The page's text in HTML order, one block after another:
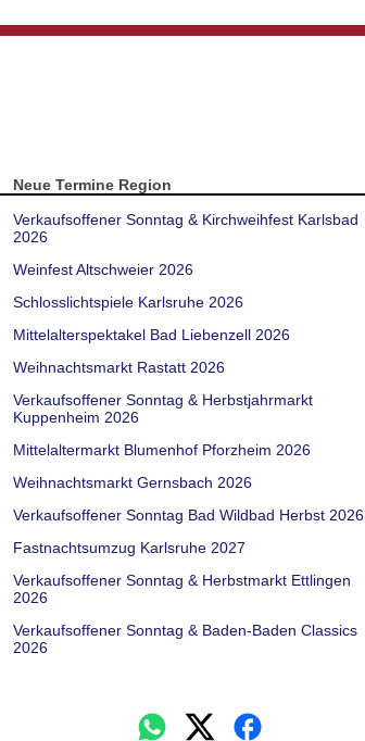
Neue Termine Region
Verkaufsoffener Sonntag & Kirchweihfest Karlsbad
2026
Weinfest Altschweier 2026
Schlosslichtspiele Karlsruhe 2026
Mittelalterspektakel Bad Liebenzell 2026
Weihnachtsmarkt Rastatt 2026
Verkaufsoffener Sonntag & Herbstjahrmarkt
Kuppenheim 2026
Mittelaltermarkt Blumenhof Pforzheim 2026
Weihnachtsmarkt Gernsbach 2026
Verkaufsoffener Sonntag Bad Wildbad Herbst 2026
Fastnachtsumzug Karlsruhe 2027
Verkaufsoffener Sonntag & Herbstmarkt Ettlingen
2026
Verkaufsoffener Sonntag & Baden-Baden Classics
2026